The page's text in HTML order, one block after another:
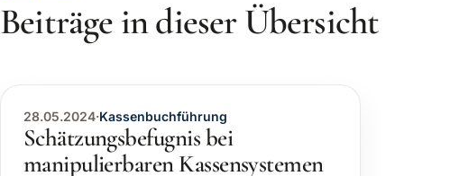
Beiträge in dieser Übersicht
28.05.2024·Kassenbuchführung
Schätzungsbefugnis bei
manipulierbaren Kassensystemen